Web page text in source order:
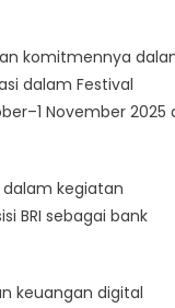
komitmennya
dalam Festival
November 2025
dalam kegiatan
BRI sebagai bank
keuangan digital